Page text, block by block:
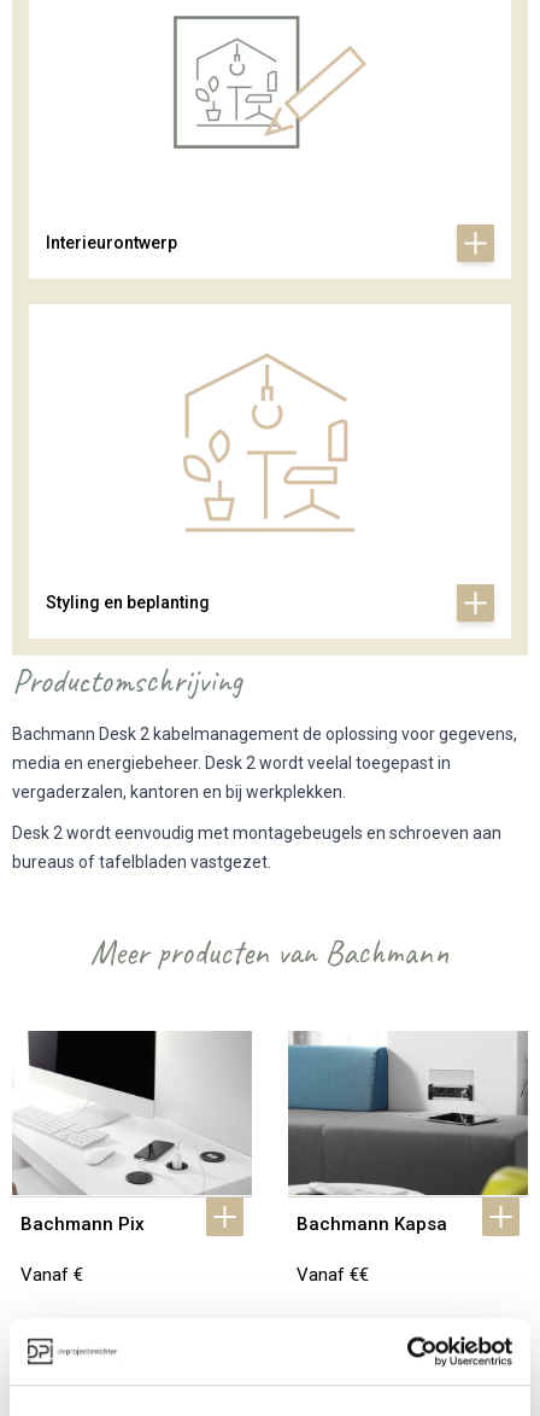
Interieurontwerp
Styling en beplanting
Productomschrijving
Bachmann Desk 2 kabelmanagement de oplossing voor gegevens,
media en energiebeheer. Desk 2 wordt veelal toegepast in
vergaderzalen, kantoren en bij werkplekken.
Desk 2 wordt eenvoudig met montagebeugels en schroeven aan
bureaus of tafelbladen vastgezet.
Meer producten van Bachmann
Bachmann Pix
Vanaf €
Bachmann Kapsa
Vanaf €€
Bekijk alles van Bachmann